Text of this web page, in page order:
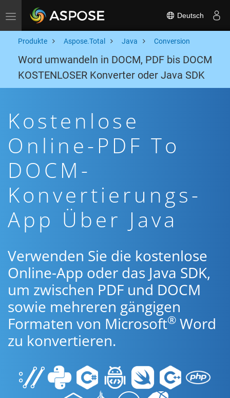
Toggle navigation Deutsch
Produkte Aspose.Total Java Conversion
Word umwandeln in DOCM, PDF bis DOCM
KOSTENLOSER Konverter oder Java SDK
Kostenlose
Online-PDF To
DOCM-
Konvertierungs-
App Über Java
Verwenden Sie die kostenlose
Online-App oder das Java SDK,
um zwischen PDF und DOCM
sowie mehreren gängigen
Formaten von Microsoft® Word
zu konvertieren.